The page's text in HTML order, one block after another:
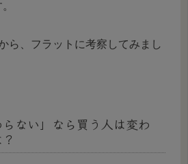
ら、フラットに考察してみまし
らない」なら買う人は変わ